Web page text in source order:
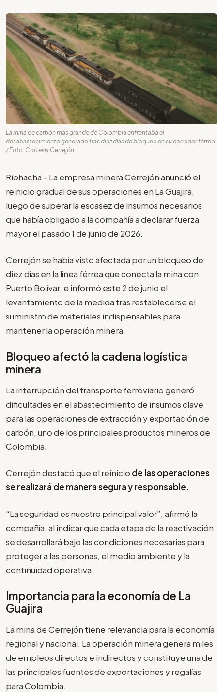
La mina de carbón más grande de Colombia enfrentaba el
desabastecimiento generado tras diez días de bloqueo en su corredor férreo.
/ Foto: Cortesía Cerrejón
Riohacha – La empresa minera Cerrejón anunció el
reinicio gradual de sus operaciones en La Guajira,
luego de superar la escasez de insumos necesarios
que había obligado a la compañía a declarar fuerza
mayor el pasado 1 de junio de 2026.
Cerrejón se había visto afectada por un bloqueo de
diez días en la línea férrea que conecta la mina con
Puerto Bolívar, e informó este 2 de junio el
levantamiento de la medida tras restablecerse el
suministro de materiales indispensables para
mantener la operación minera.
Bloqueo afectó la cadena logística
minera
La interrupción del transporte ferroviario generó
dificultades en el abastecimiento de insumos clave
para las operaciones de extracción y exportación de
carbón, uno de los principales productos mineros de
Colombia.
Cerrejón destacó que el reinicio de las operaciones
se realizará de manera segura y responsable.
“La seguridad es nuestro principal valor”, afirmó la
compañía, al indicar que cada etapa de la reactivación
se desarrollará bajo las condiciones necesarias para
proteger a las personas, el medio ambiente y la
continuidad operativa.
Importancia para la economía de La
Guajira
La mina de Cerrejón tiene relevancia para la economía
regional y nacional. La operación minera genera miles
de empleos directos e indirectos y constituye una de
las principales fuentes de exportaciones y regalías
para Colombia.